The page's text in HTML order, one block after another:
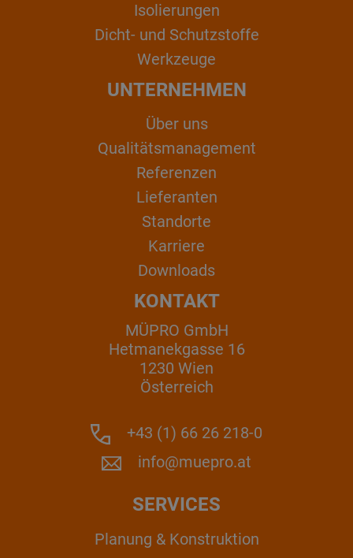
Isolierungen
Dicht- und Schutzstoffe
Werkzeuge
UNTERNEHMEN
Über uns
Qualitätsmanagement
Referenzen
Lieferanten
Standorte
Karriere
Downloads
KONTAKT
MÜPRO GmbH
Hetmanekgasse 16
1230 Wien
Österreich
+43 (1) 66 26 218-0
info@muepro.at
SERVICES
Planung & Konstruktion